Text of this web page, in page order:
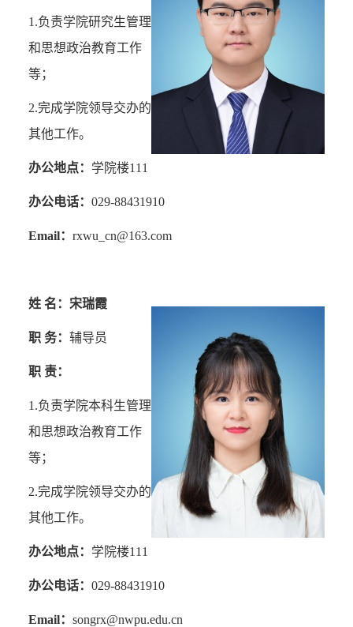
1.负责学院研究生管理
和思想政治教育工作
等；
2.完成学院领导交办的
其他工作。
办公地点： 学院楼111
办公电话： 029-88431910
Email： rxwu_cn@163.com
姓 名：宋瑞霞
职 务： 辅导员
职 责：
1.负责学院本科生管理
和思想政治教育工作
等；
2.完成学院领导交办的
其他工作。
办公地点： 学院楼111
办公电话： 029-88431910
Email： songrx@nwpu.edu.cn